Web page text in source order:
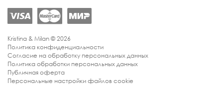
Kristina & Milan © 2026
Политика конфиденциальности
Согласие на обработку персональных данных
Политика обработки персональных данных
Публичная оферта
Персональные настройки файлов cookie